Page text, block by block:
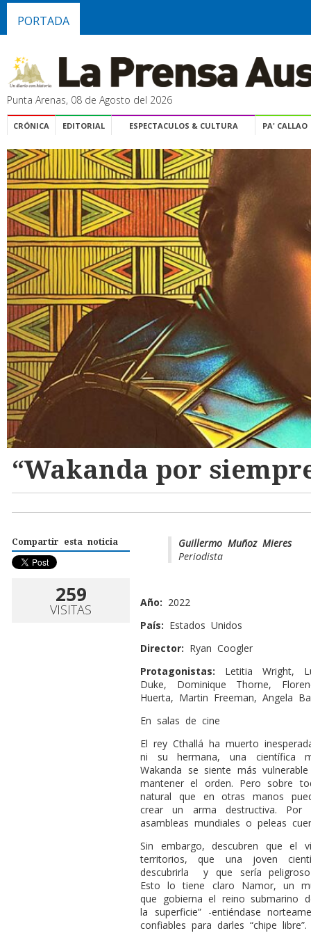
PORTADA
Punta Arenas, 08 de Agosto del 2026
CRÓNICA EDITORIAL ESPECTACULOS & CULTURA PA' CALLAO
“Wakanda por
Compartir esta noticia
259
VISITAS
Guillermo Muñoz Mieres
Periodista
Año: 2022
País: Estados Unidos
Director: Ryan Coogler
Protagonistas: Letitia Wright,
Duke, Dominique Thorne,
Huerta, Martin Freeman, Angela
En salas de cine
El rey Cthallá ha muerto
ni su hermana, una científica
Wakanda se siente más
mantener el orden. Pero sobre
natural que en otras manos
crear un arma destructiva.
asambleas mundiales o peleas
Sin embargo, descubren que el
territorios, que una joven
descubrirla
y que sería
Esto lo tiene claro Namor, un
que gobierna el reino submarino
la superficie” -entiéndase
confiables para darles “chipe libre”.